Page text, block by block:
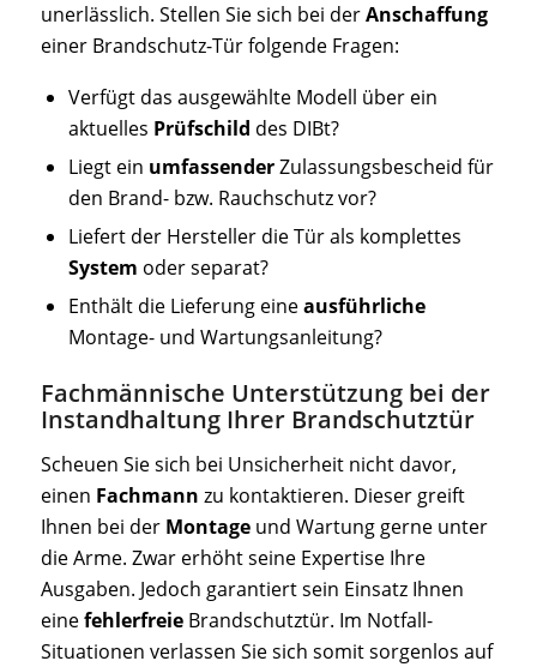
unerlässlich. Stellen Sie sich bei derAnschaffung
einer Brandschutz-Tür folgende Fragen:
Verfügt das ausgewählte Modell über ein
aktuelles Prüfschild des DIBt?
Liegt ein umfassenderZulassungsbescheid für
den Brand- bzw. Rauchschutz vor?
Liefert der Hersteller die Tür als komplettes
System oder separat?
Enthält die Lieferung eineausführliche
Montage- und Wartungsanleitung?
Fachmännische Unterstützung bei der
Instandhaltung Ihrer Brandschutztür
Scheuen Sie sich bei Unsicherheit nicht davor,
einen Fachmann zu kontaktieren. Dieser greift
Ihnen bei der Montageund Wartung gerne unter
die Arme. Zwar erhöht seine Expertise Ihre
Ausgaben. Jedoch garantiert sein Einsatz Ihnen
einefehlerfreieBrandschutztür. Im Notfall-
Situationen verlassen Sie sich somit sorgenlos auf